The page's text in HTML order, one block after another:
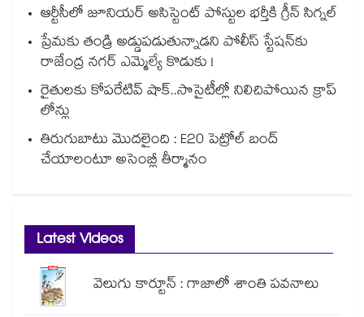
ఆర్టీసీలో జూనియర్ అసిస్టెంట్‌‌ పోస్టుల భర్తీకి గ్రీన్‌‌ సిగ్నల్
ప్రేమకు తండ్రి అడ్డుపడుతున్నాడని పోలీస్ స్టేషన్⁪కు
రాజేంద్ర నగర్ ఎమ్మెల్యే కొడుకు !
రైతులకు కోపరేటివ్ షాక్..సొసైటీల్లో నిలిచిపోయిన క్రాప్
లోన్లు
తిరుగుబాటు మొదలైంది : E20 పెట్రోల్ బంద్
చేయాలంటూ అసెంబ్లీ తీర్మానం
Latest Videos
వెలుగు కార్టూన్ : గాజాలో శాంతి పవనాలు